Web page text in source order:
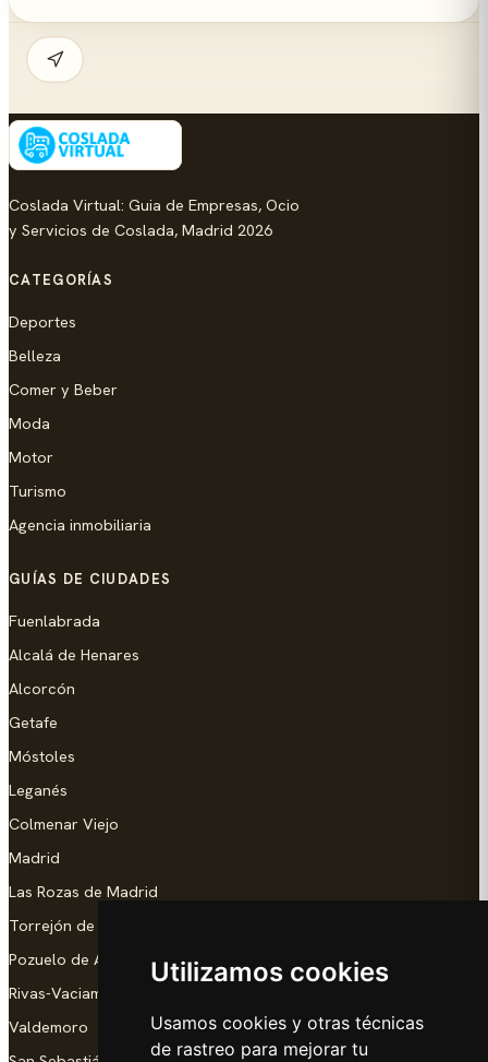
Utilizamos cookies
Usamos cookies y otras técnicas
de rastreo para mejorar tu
Coslada Virtual: Guia de Empresas, Ocio
y Servicios de Coslada, Madrid 2026
CATEGORÍAS
Deportes
Belleza
Comer y Beber
Moda
Motor
Turismo
Agencia inmobiliaria
GUÍAS DE CIUDADES
Fuenlabrada
Alcalá de Henares
Alcorcón
Getafe
Móstoles
Leganés
Colmenar Viejo
Madrid
Las Rozas de Madrid
Torrejón de Ardoz
Pozuelo de Alarcón
Rivas-Vaciamadrid
Valdemoro